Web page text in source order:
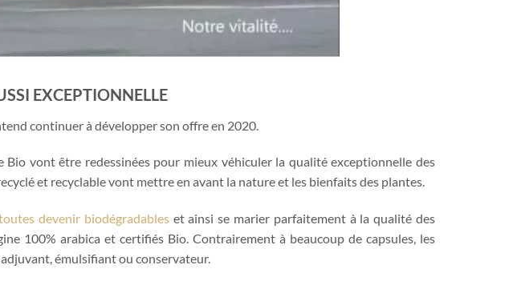
EXCEPTIONNELLE
continuer à développer son offre en 2020.
vont être redessinées pour mieux véhiculer la qualité exceptionnelle des
et recyclable vont mettre en avant la nature et les bienfaits des plantes.
devenir biodégradableset ainsi se marier parfaitement à la qualité des
100% arabica et certifiés Bio. Contrairement à beaucoup de capsules, les
émulsifiant ou conservateur.